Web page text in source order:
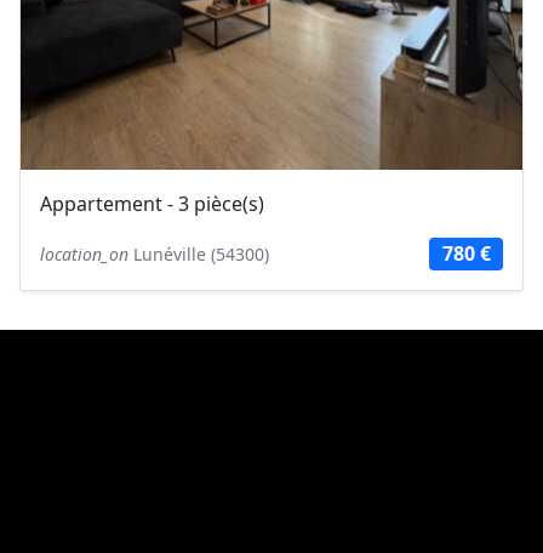
Appartement - 3 pièce(s)
location_on Lunéville (54300) 780 €